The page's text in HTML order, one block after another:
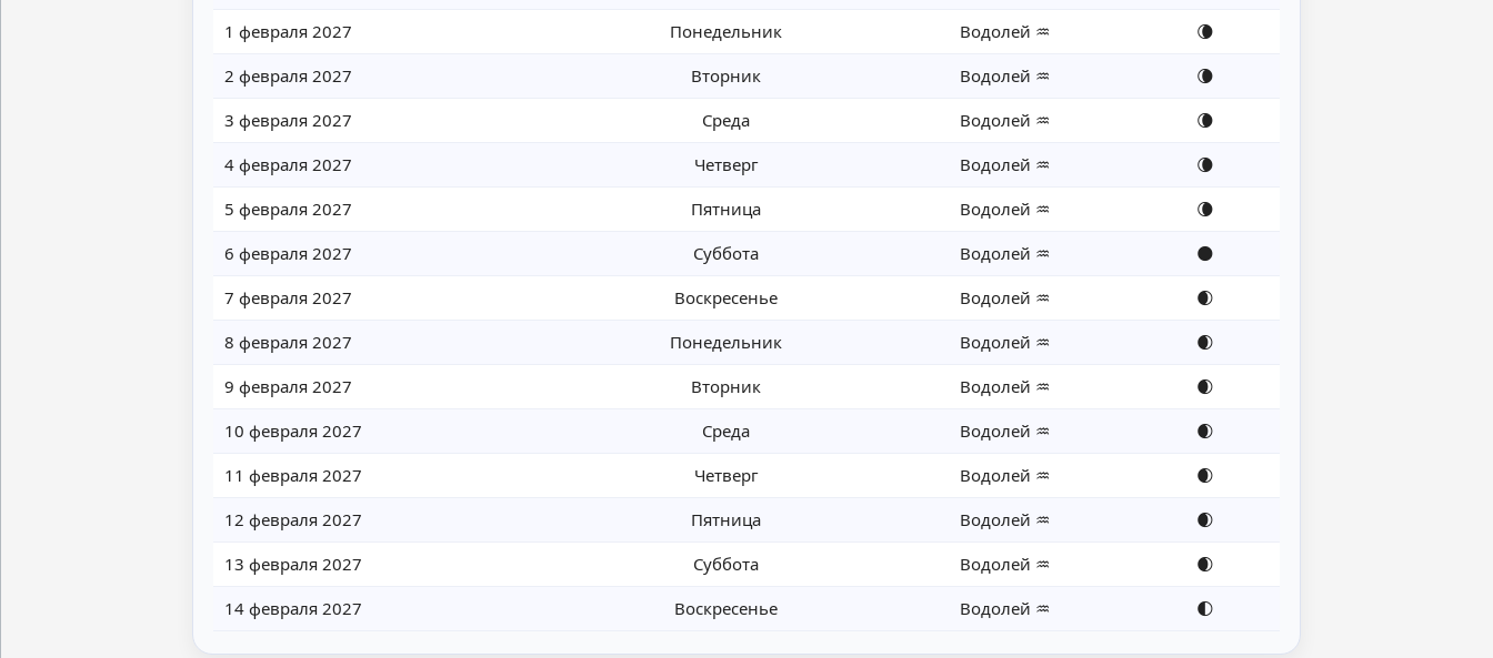
1 февраля 2027
Понедельник Водолей ♒
🌘
2 февраля 2027
Вторник Водолей ♒
🌘
3 февраля 2027
Среда Водолей ♒
🌘
4 февраля 2027
Четверг Водолей ♒
🌘
5 февраля 2027
Пятница Водолей ♒
🌘
6 февраля 2027
Суббота Водолей ♒
🌑
7 февраля 2027
Воскресенье Водолей ♒
🌒
8 февраля 2027
Понедельник Водолей ♒
🌒
9 февраля 2027
Вторник Водолей ♒
🌒
10 февраля 2027
Среда Водолей ♒
🌒
11 февраля 2027
Четверг Водолей ♒
🌒
12 февраля 2027
Пятница Водолей ♒
🌒
13 февраля 2027
Суббота Водолей ♒
🌒
14 февраля 2027
Воскресенье Водолей ♒ 🌓